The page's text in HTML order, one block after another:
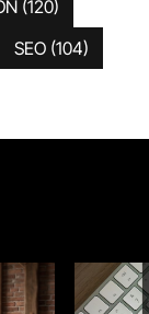
(120)
SEO (104)